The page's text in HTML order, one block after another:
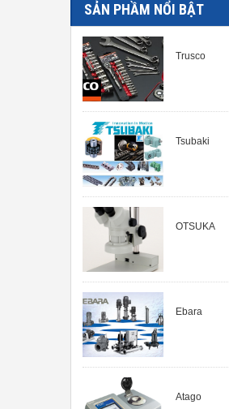
SẢN PHẦM NỔI BẬT
Trusco
Tsubaki
OTSUKA
Ebara
Atago